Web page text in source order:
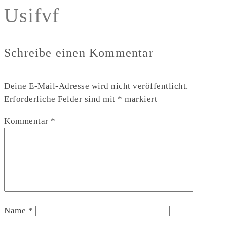
Usifvf
Schreibe einen Kommentar
Deine E-Mail-Adresse wird nicht veröffentlicht.
Erforderliche Felder sind mit * markiert
Kommentar *
Name *